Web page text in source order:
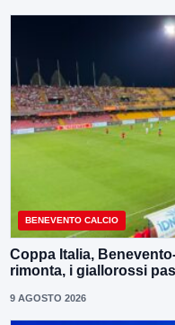
BENEVENTO CALCIO
Coppa Italia,
rimonta, i giallorossi
9 AGOSTO 2026